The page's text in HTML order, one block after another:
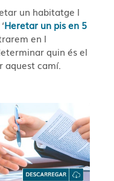
un habitatge l
Heretar un pis en 5
en l
quin és el
aquest camí.